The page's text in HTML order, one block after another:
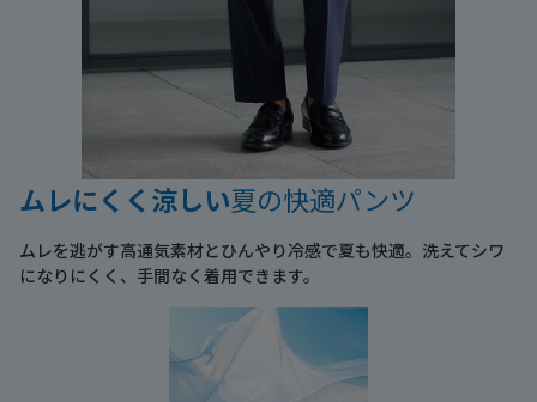
ムレにくく涼しい夏の快適パンツ
ムレを逃がす高通気素材とひんやり冷感で夏も快適。洗えてシワ
になりにくく、手間なく着用できます。